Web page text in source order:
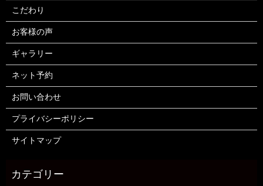
こだわり
お客様の声
ギャラリー
ネット予約
お問い合わせ
プライバシーポリシー
サイトマップ